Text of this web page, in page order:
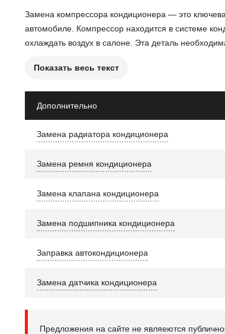
Замена компрессора кондиционера — это
автомобиле. Компрессор находится в системе
охлаждать воздух в салоне. Эта деталь
Причины для замены компрессора могут включать:
Утечки хладагента, вызванные
Шумы или вибрации, указывающие на
После замены компрессора кондиционера
Показать весь текст
Дополнительно
Замена радиатора кондиционера
Замена ремня кондиционера
Замена клапана кондиционера
Замена подшипника кондиционера
Заправка автокондиционера
Замена датчика кондиционера
Предложения на сайте не являеются